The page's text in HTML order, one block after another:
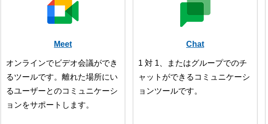
Meet
オンラインでビデオ会議ができ
るツールです。離れた場所にい
るユーザーとのコミュニケーシ
ョンをサポートします。
Chat
1 対 1、またはグループでのチ
ャットができるコミュニケーシ
ョンツールです。